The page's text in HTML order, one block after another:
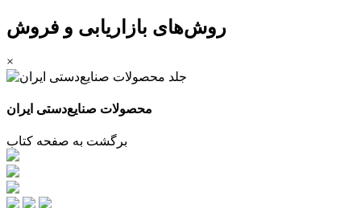
روش‌های بازاریابی و فروش
×
محصولات صنایع‌دستی ایران
برگشت به صفحه کتاب